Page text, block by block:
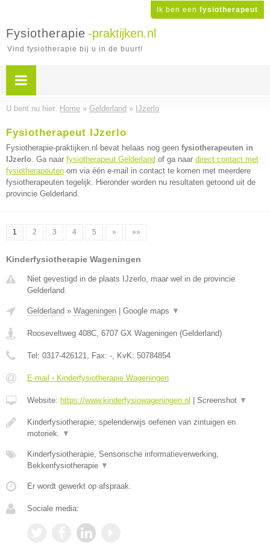
Ik ben een fysiotherapeut
Fysiotherapie -praktijken.nl
Vind fysiotherapie bij u in de buurt!
U bent nu hier: Home » Gelderland » IJzerlo
Fysiotherapeut IJzerlo
Fysiotherapie-praktijken.nl bevat helaas nog geen fysiotherapeuten in
IJzerlo. Ga naar fysiotherapeut Gelderland of ga naar direct contact met
fysiotherapeuten om via één e-mail in contact te komen met meerdere
fysiotherapeuten tegelijk. Hieronder worden nu resultaten getoond uit de
provincie Gelderland.
1 2 3 4 5 » »»
Kinderfysiotherapie Wageningen
Niet gevestigd in de plaats IJzerlo, maar wel in de provincie
Gelderland.
Gelderland » Wageningen Google maps ▼
Rooseveltweg 408C, 6707 GX Wageningen (Gelderland)
Tel: 0317-426121, Fax: -, KvK: 50784854
E-mail › Kinderfysiotherapie Wageningen
Website: https://www.kinderfysiowageningen.nl Screenshot ▼
Kinderfysiotherapie; spelenderwijs oefenen van zintuigen en
motoriek. ▼
Kinderfysiotherapie, Sensorische informatieverwerking,
Bekkenfysiotherapie ▼
Er wordt gewerkt op afspraak.
Sociale media: